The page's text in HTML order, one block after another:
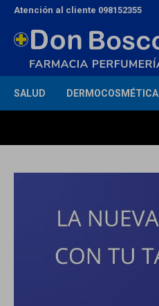
SALUD DERMOCOSMÉTICA
Atención al cliente 098152355